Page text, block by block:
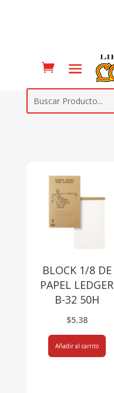
BLOCK 1/8 DE
PAPEL LEDGER
B-32 50H
$5.38
Añadir al carrito